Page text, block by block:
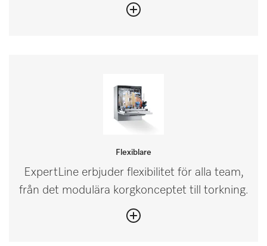
Flexiblare
ExpertLine erbjuder flexibilitet för alla team,
från det modulära korgkonceptet till torkning.